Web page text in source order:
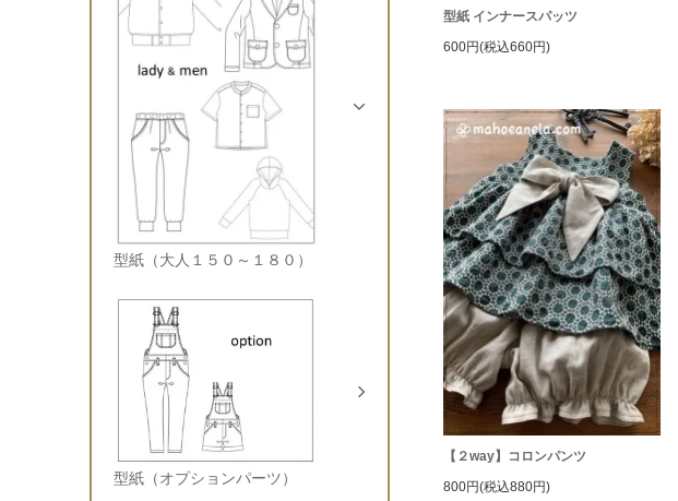
型紙 インナースパッツ
600円(税込660円)
【２way】コロンパンツ
800円(税込880円)
型紙（大人１５０～１８０）
型紙（オプションパーツ）